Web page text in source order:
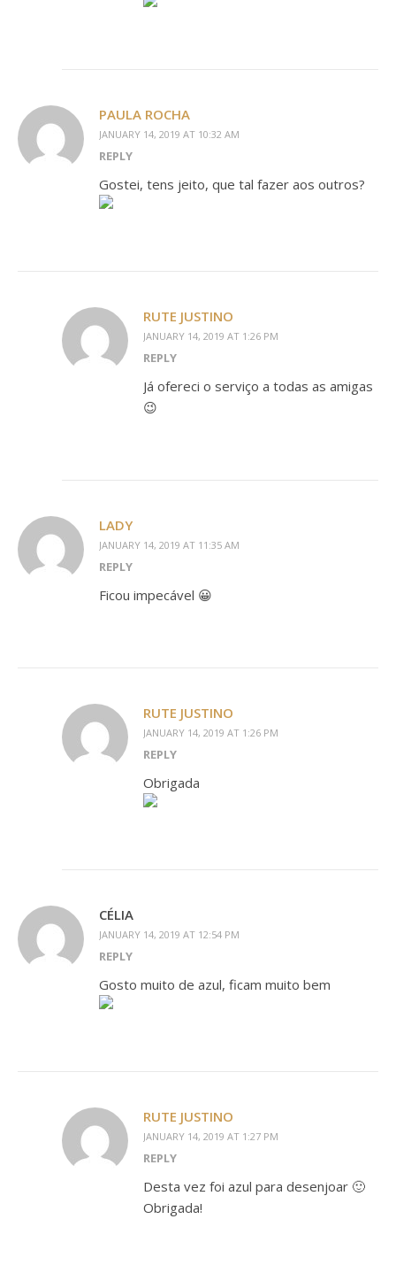
PAULA ROCHA
JANUARY 14, 2019 AT 10:32 AM
REPLY
Gostei, tens jeito, que tal fazer aos outros?
RUTE JUSTINO
JANUARY 14, 2019 AT 1:26 PM
REPLY
Já ofereci o serviço a todas as amigas
😉
LADY
JANUARY 14, 2019 AT 11:35 AM
REPLY
Ficou impecável 😀
RUTE JUSTINO
JANUARY 14, 2019 AT 1:26 PM
REPLY
Obrigada
CÉLIA
JANUARY 14, 2019 AT 12:54 PM
REPLY
Gosto muito de azul, ficam muito bem
RUTE JUSTINO
JANUARY 14, 2019 AT 1:27 PM
REPLY
Desta vez foi azul para desenjoar 🙂
Obrigada!